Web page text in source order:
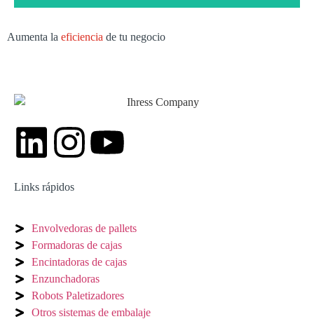
Cerradora automatizada de cajas monoformato en línea
Aumenta la eficiencia de tu negocio
Links rápidos
Envolvedoras de pallets
Formadoras de cajas
Encintadoras de cajas
Enzunchadoras
Robots Paletizadores
Otros sistemas de embalaje